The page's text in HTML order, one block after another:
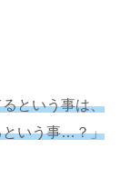
という事は、
という事…？」